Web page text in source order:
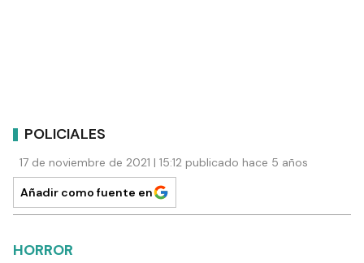
POLICIALES
17 de noviembre de 2021 | 15:12 publicado hace 5 años
Añadir como fuente en
HORROR